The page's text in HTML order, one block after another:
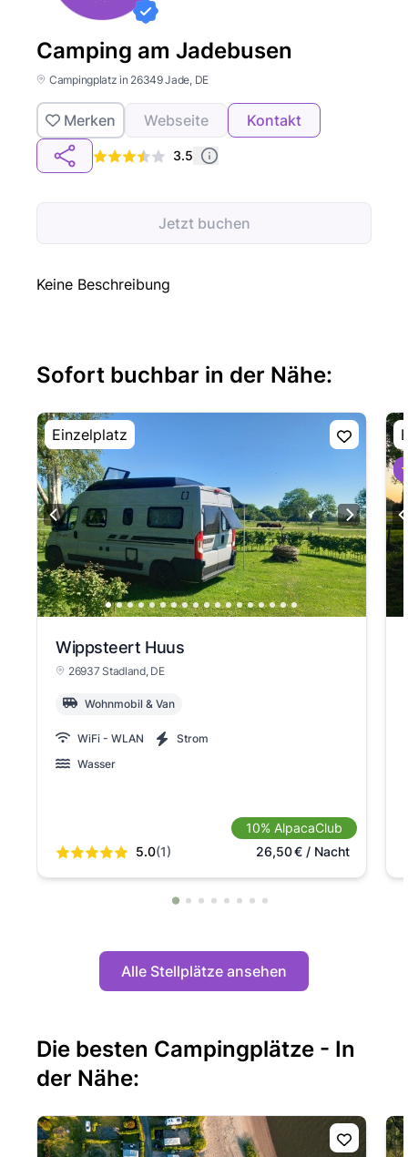
Camping am Jadebusen
Campingplatz in 26349 Jade, DE
Merken Webseite Kontakt
3.5
Jetzt buchen
Keine Beschreibung
Sofort buchbar in der Nähe:
Einzelplatz
Wippsteert Huus
26937 Stadland, DE
Wohnmobil & Van
WiFi - WLAN
Strom
Wasser
5.0(1)
10% AlpacaClub
26,50€/ Nacht
Alle Stellplätze ansehen
Die besten Campingplätze - In
der Nähe: